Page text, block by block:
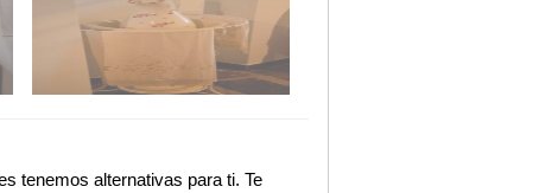
tenemos alternativas para ti. Te